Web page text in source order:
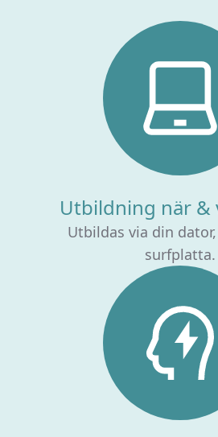
Utbildning när &
Utbildas via din
surfplatta.